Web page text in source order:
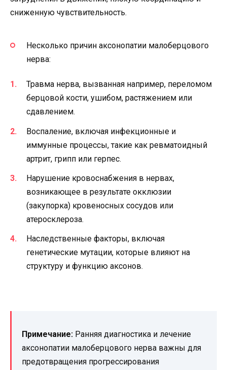
сниженную чувствительность.
Несколько причин аксонопатии малоберцового
нерва:
Травма нерва, вызванная например, переломом
берцовой кости, ушибом, растяжением или
сдавлением.
Воспаление, включая инфекционные и
иммунные процессы, такие как ревматоидный
артрит, грипп или герпес.
Нарушение кровоснабжения в нервах,
возникающее в результате окклюзии
(закупорка) кровеносных сосудов или
атеросклероза.
Наследственные факторы, включая
генетические мутации, которые влияют на
структуру и функцию аксонов.
Примечание: Ранняя диагностика и лечение
аксонопатии малоберцового нерва важны для
предотвращения прогрессирования